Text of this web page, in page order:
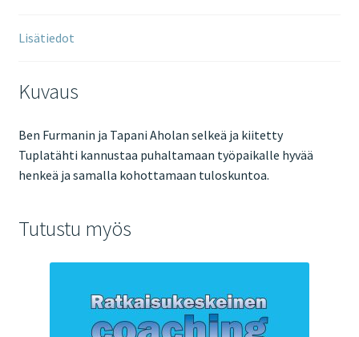
Lisätiedot
Kuvaus
Ben Furmanin ja Tapani Aholan selkeä ja kiitetty
Tuplatähti kannustaa puhaltamaan työpaikalle hyvää
henkeä ja samalla kohottamaan tuloskuntoa.
Tutustu myös